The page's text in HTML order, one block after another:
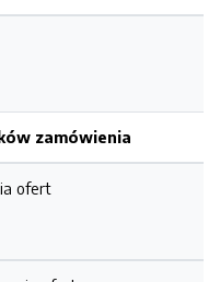
zamówienia
ofert